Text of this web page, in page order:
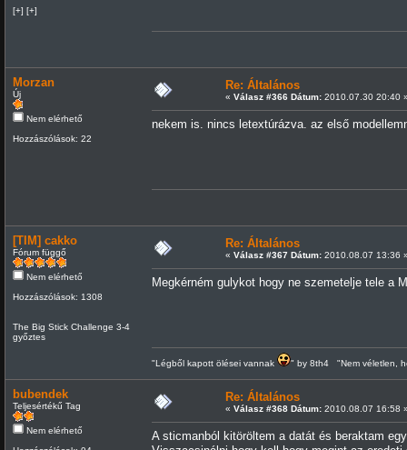
[+] [+]
Morzan
Új
Nem elérhető
Hozzászólások: 22
Re: Általános
« Válasz #366 Dátum:2010.07.30 20:40
nekem is. nincs letextúrázva. az első
[TIM] cakko
Fórum függő
Nem elérhető
Hozzászólások: 1308
The Big Stick Challenge 3-4
győztes
Re: Általános
« Válasz #367 Dátum:2010.08.07 13:36
Megkérném gulykot hogy ne szemetelje tele a
"Légből kapott ölései vannak " by 8th4 "Nem véletlen,
bubendek
Teljesértékű Tag
Nem elérhető
Re: Általános
« Válasz #368 Dátum:2010.08.07 16:58
A sticmanból kitöröltem a datát és beraktam